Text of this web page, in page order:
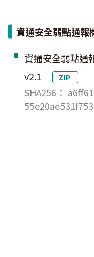
資通安全弱點通報
資通安全弱點通
v2.1
ZIP
SHA256：